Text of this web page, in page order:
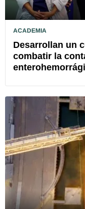
ACADEMIA
Desarrollan un
combatir la